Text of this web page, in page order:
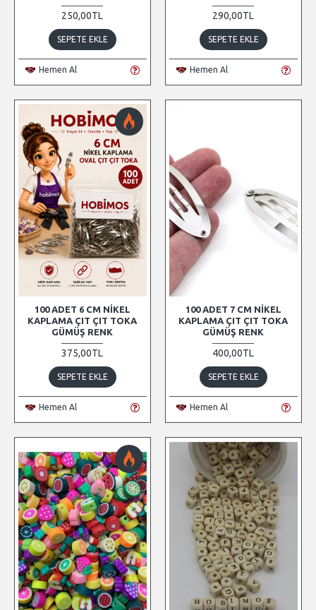
250,00TL
SEPETE EKLE
Hemen Al
290,00TL
SEPETE EKLE
Hemen Al
100 ADET 6 CM NIKEL
KAPLAMA ÇIT ÇIT TOKA
GÜMÜŞ RENK
375,00TL
SEPETE EKLE
Hemen Al
100 ADET 7 CM NIKEL
KAPLAMA ÇIT ÇIT TOKA
GÜMÜŞ RENK
400,00TL
SEPETE EKLE
Hemen Al